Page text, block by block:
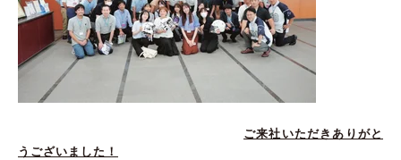
ご来社いただきありがと
うございました！